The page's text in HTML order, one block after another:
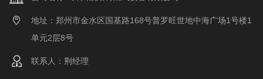
地址：郑州市金水区国基路168号普罗旺世地中海广场1号楼1
单元2层8号
联系人：荆经理